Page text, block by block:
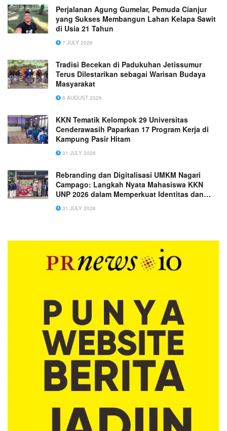
Perjalanan Agung Gumelar, Pemuda Cianjur
yang Sukses Membangun Lahan Kelapa Sawit
di Usia 21 Tahun
7 JULY 2026
Tradisi Becekan di Padukuhan Jetissumur
Terus Dilestarikan sebagai Warisan Budaya
Masyarakat
6 AUGUST 2026
KKN Tematik Kelompok 29 Universitas
Cenderawasih Paparkan 17 Program Kerja di
Kampung Pasir Hitam
31 JULY 2026
Rebranding dan Digitalisasi UMKM Nagari
Campago: Langkah Nyata Mahasiswa KKN
UNP 2026 dalam Memperkuat Identitas dan
Pemasaran Usaha
31 JULY 2026